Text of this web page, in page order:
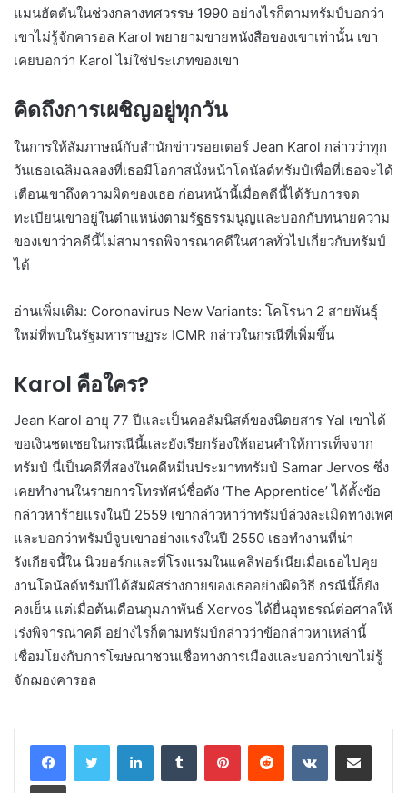
แมนฮัตตันในช่วงกลางทศวรรษ 1990 อย่างไรก็ตามทรัมป์บอกว่า
เขาไม่รู้จักคารอล Karol พยายามขายหนังสือของเขาเท่านั้น เขา
เคยบอกว่า Karol ไม่ใช่ประเภทของเขา
คิดถึงการเผชิญอยู่ทุกวัน
ในการให้สัมภาษณ์กับสำนักข่าวรอยเตอร์ Jean Karol กล่าวว่าทุก
วันเธอเฉลิมฉลองที่เธอมีโอกาสนั่งหน้าโดนัลด์ทรัมป์เพื่อที่เธอจะได้
เตือนเขาถึงความผิดของเธอ ก่อนหน้านี้เมื่อคดีนี้ได้รับการจด
ทะเบียนเขาอยู่ในตำแหน่งตามรัฐธรรมนูญและบอกกับทนายความ
ของเขาว่าคดีนี้ไม่สามารถพิจารณาคดีในศาลทั่วไปเกี่ยวกับทรัมป์
ได้
อ่านเพิ่มเติม: Coronavirus New Variants: โคโรนา 2 สายพันธุ์
ใหม่ที่พบในรัฐมหาราษฏระ ICMR กล่าวในกรณีที่เพิ่มขึ้น
Karol คือใคร?
Jean Karol อายุ 77 ปีและเป็นคอลัมนิสต์ของนิตยสาร Yal เขาได้
ขอเงินชดเชยในกรณีนี้และยังเรียกร้องให้ถอนคำให้การเท็จจาก
ทรัมป์ นี่เป็นคดีที่สองในคดีหมิ่นประมาททรัมป์ Samar Jervos ซึ่ง
เคยทำงานในรายการโทรทัศน์ชื่อดัง ‘The Apprentice’ ได้ตั้งข้อ
กล่าวหาร้ายแรงในปี 2559 เขากล่าวหาว่าทรัมป์ล่วงละเมิดทางเพศ
และบอกว่าทรัมป์จูบเขาอย่างแรงในปี 2550 เธอทำงานที่น่า
รังเกียจนี้ใน นิวยอร์กและที่โรงแรมในแคลิฟอร์เนียเมื่อเธอไปคุย
งานโดนัลด์ทรัมป์ได้สัมผัสร่างกายของเธออย่างผิดวิธี กรณีนี้ก็ยัง
คงเย็น แต่เมื่อต้นเดือนกุมภาพันธ์ Xervos ได้ยื่นอุทธรณ์ต่อศาลให้
เร่งพิจารณาคดี อย่างไรก็ตามทรัมป์กล่าวว่าข้อกล่าวหาเหล่านี้
เชื่อมโยงกับการโฆษณาชวนเชื่อทางการเมืองและบอกว่าเขาไม่รู้
จักฌองคารอล
LinkedInTumblr PinterestReddit VKontakteShare via Email
Print